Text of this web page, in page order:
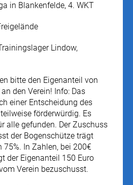
in Blankenfelde, 4. WKT
Lindow,
bitte den Eigenanteil von
den Verein! Info: Das
einer Entscheidung des
förderwürdig. Es
alle gefunden. Der Zuschuss
der Bogenschütze trägt
In Zahlen, bei 200€
der Eigenanteil 150 Euro
Verein bezuschusst.